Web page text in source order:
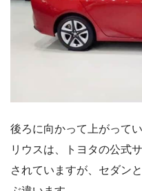
後ろに向かって上がって
リウスは、トヨタの公式
されていますが、セダン